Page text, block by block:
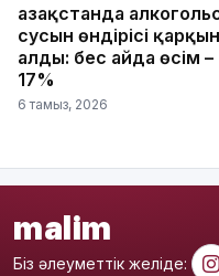
Қазақстанда
сусын өндірісі қарқын
алды: бес айда өсім –
17%
6 тамыз, 2026
malim
Біз әлеуметтік желіде: